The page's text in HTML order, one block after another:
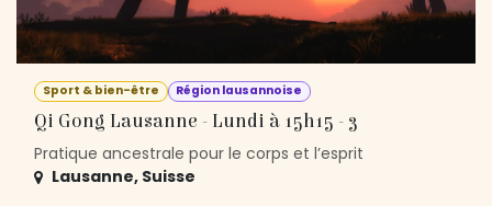
Sport & bien-être Région lausannoise
Qi Gong Lausanne - Lundi à 15h15 - 3
Pratique ancestrale pour le corps et l’esprit
Lausanne, Suisse